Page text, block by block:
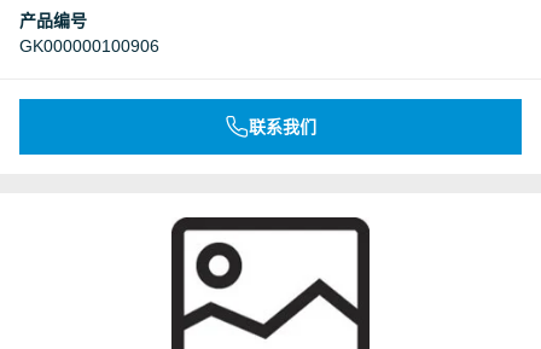
产品编号
GK000000100906
联系我们